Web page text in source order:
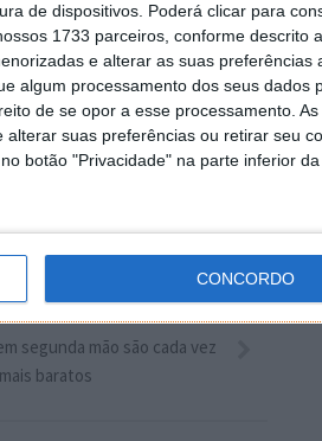
de dispositivos. Poderá clicar para
1733 parceiros, conforme descrito
e alterar as suas preferências
algum processamento dos seus dados
de se opor a esse processamento.
suas preferências ou retirar seu
botão "Privacidade" na parte inferior da
CONCORDO
Autor:Pedro Pinto
ARTIGO
segunda mão são cada vez
mais baratos